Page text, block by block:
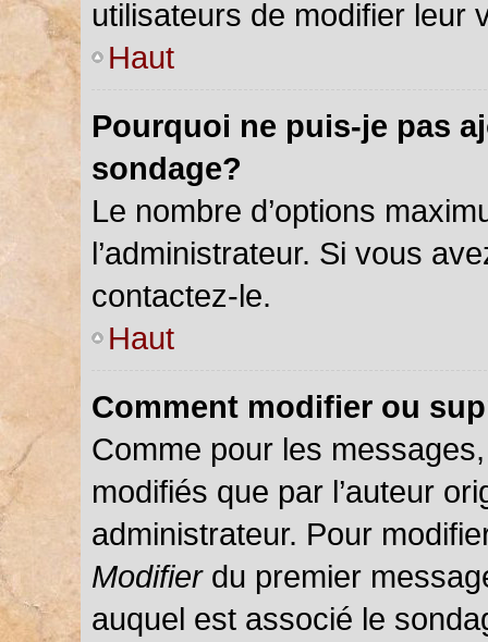
utilisateurs de modifier leur
Haut
Pourquoi ne puis-je pas
sondage?
Le nombre d’options
l’administrateur. Si vous
contactez-le.
Haut
Comment modifier ou
Comme pour les
modifiés que par l’auteur
administrateur. Pour
Modifierdu premier
auquel est associé le